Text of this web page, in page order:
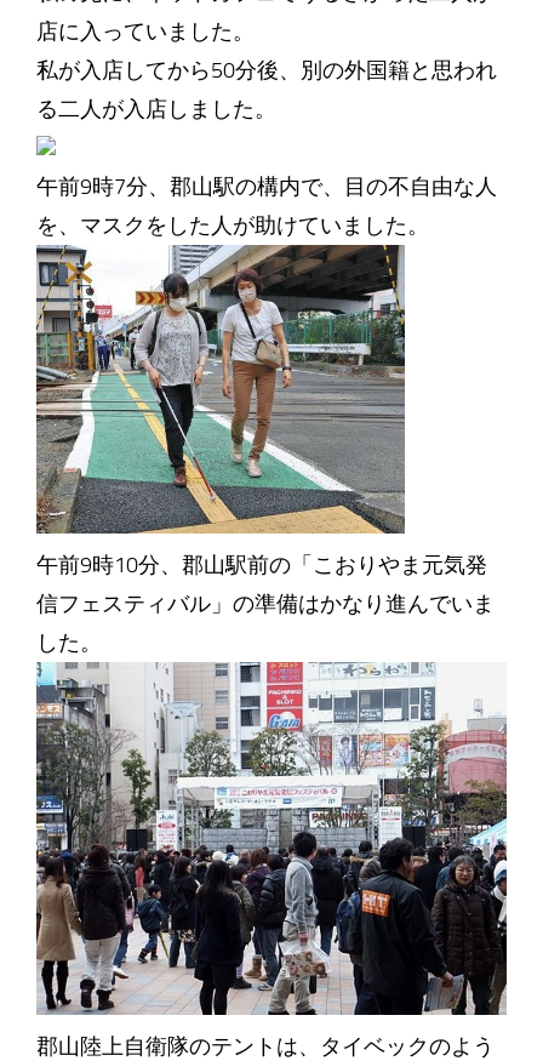
店に入っていました。
私が入店してから50分後、別の外国籍と思われ
る二人が入店しました。
午前9時7分、郡山駅の構内で、目の不自由な人
を、マスクをした人が助けていました。
午前9時10分、郡山駅前の「こおりやま元気発
信フェスティバル」の準備はかなり進んでいま
した。
郡山陸上自衛隊のテントは、タイベックのよう